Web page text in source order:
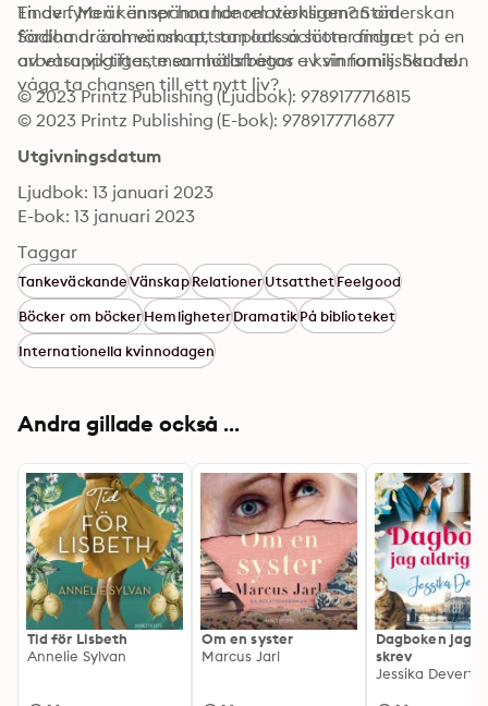
Tinder. Men känner hon honom verkligen? Städerskan
Sadiha drömmer om att ta plats och om andra
arbetsuppgifter, men motarbetas av sin familj. Ska hon
våga ta chansen till ett nytt liv?
En av fyra är en spännande relationsroman om
fördomar och vänskap, som också sätter fingret på en
av våra viktigaste samhällsfrågor – kvinnomisshandel.
© 2023 Printz Publishing (Ljudbok): 9789177716815
© 2023 Printz Publishing (E-bok): 9789177716877
Utgivningsdatum
Ljudbok: 13 januari 2023
E-bok: 13 januari 2023
Taggar
TankeväckandeVänskapRelationerUtsatthetFeelgood
Böcker om böckerHemligheterDramatikPå biblioteket
Internationella kvinnodagen
Andra gillade också ...
Tid för Lisbeth
Annelie Sylvan
Om en syster
Marcus Jarl
Dagboken jag
skrev
Jessika Devert